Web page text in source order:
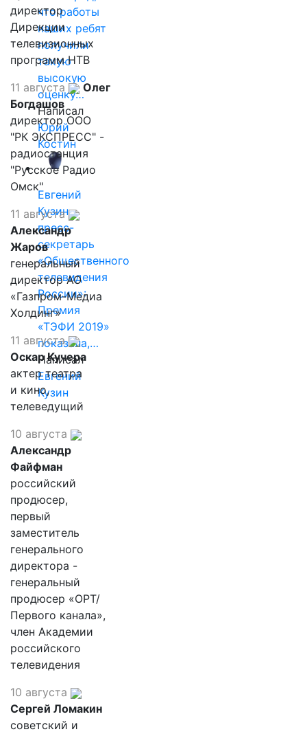
что работы
наших ребят
получили
такую
высокую
оценку…
Написал
Юрий
Костин
Евгений
Кузин,
пресс-
секретарь
«Общественного
телевидения
России»:
Премия
«ТЭФИ 2019»
показала,…
Написал
Евгений
Кузин
директор
Дирекции
телевизионных
программ НТВ
11 августа
Олег
Богдашов
директор ООО
"РК ЭКСПРЕСС" -
радиостанция
"Русское Радио
Омск"
11 августа
Александр
Жаров
генеральный
директор АО
«Газпром-Медиа
Холдинг»
11 августа
Оскар Кучера
актер театра
и кино,
телеведущий
10 августа
Александр
Файфман
российский
продюсер,
первый
заместитель
генерального
директора -
генеральный
продюсер «ОРТ/
Первого канала»,
член Академии
российского
телевидения
10 августа
Сергей Ломакин
советский и